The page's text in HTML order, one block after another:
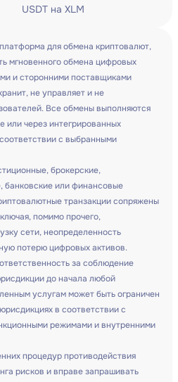
USDT на XLM
для обмена криптовалют,
мгновенного обмена цифровых
и сторонними поставщиками
не управляет и не
Все обмены выполняются
или через интегрированных
с выбранными
брокерские,
банковские или финансовые
транзакции сопряжены
помимо прочего,
сети, неопределенность
потерю цифровых активов.
за соблюдение
до начала любой
услугам может быть ограничен
в соответствии с
режимами и внутренними
процедур противодействия
рисков и вправе запрашивать